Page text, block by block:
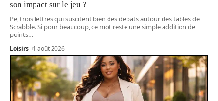
son impact sur le jeu ?
Pe, trois lettres qui suscitent bien des débats autour des tables de
Scrabble. Si pour beaucoup, ce mot reste une simple addition de
points…
Loisirs 1 août 2026